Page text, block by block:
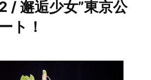
/ 邂逅少女”東京公
ト！